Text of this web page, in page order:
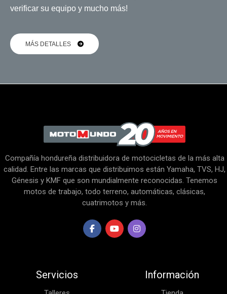
verificar su equipo y mucho más!
MÁS DETALLES
Compañía hondureña distribuidora de motocicletas de la más alta
calidad. Entre las marcas que distribuimos están Yamaha, TVS, HJ,
Génesis y KMF que son mundialmente reconocidas. Tenemos
motos de trabajo, todo terreno, automáticas, clásicas,
cuatrimotos y más.
Servicios Información